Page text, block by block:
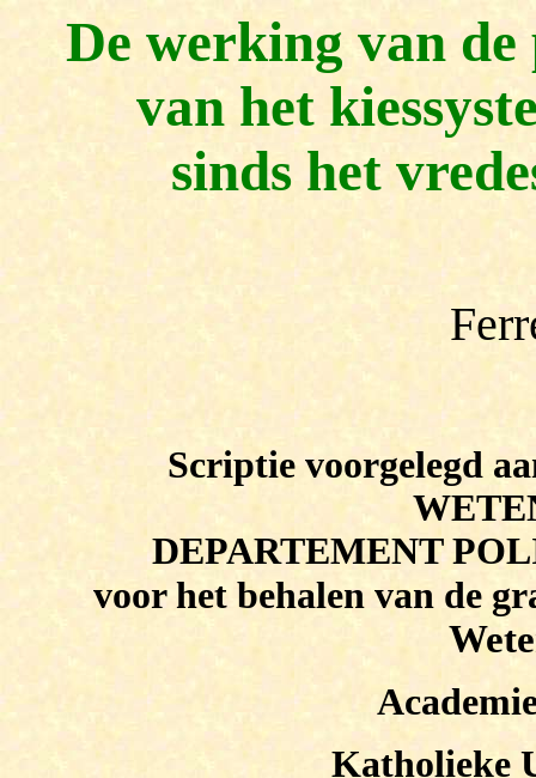
De werking van
van het
sinds het
Scriptie voorgelegd
DEPARTEMENT
voor het behalen van de
Katholieke